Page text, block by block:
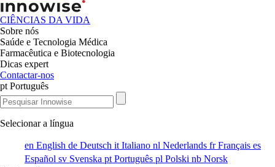
CIÊNCIAS DA VIDA
Sobre nós
Saúde e Tecnologia Médica
Farmacêutica e Biotecnologia
Dicas expert
Contactar-nos
pt Português
Selecionar a língua
en English de Deutsch it Italiano nl Nederlands frFrançais es
Español sv Svenska pt Português pl Polski nb Norsk